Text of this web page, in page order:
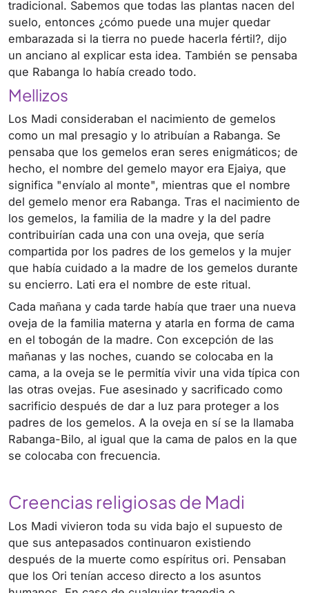
tradicional. Sabemos que todas las plantas nacen del
suelo, entonces ¿cómo puede una mujer quedar
embarazada si la tierra no puede hacerla fértil?, dijo
un anciano al explicar esta idea. También se pensaba
que Rabanga lo había creado todo.
Mellizos
Los Madi consideraban el nacimiento de gemelos
como un mal presagio y lo atribuían a Rabanga. Se
pensaba que los gemelos eran seres enigmáticos; de
hecho, el nombre del gemelo mayor era Ejaiya, que
significa "envíalo al monte", mientras que el nombre
del gemelo menor era Rabanga. Tras el nacimiento de
los gemelos, la familia de la madre y la del padre
contribuirían cada una con una oveja, que sería
compartida por los padres de los gemelos y la mujer
que había cuidado a la madre de los gemelos durante
su encierro. Lati era el nombre de este ritual.
Cada mañana y cada tarde había que traer una nueva
oveja de la familia materna y atarla en forma de cama
en el tobogán de la madre. Con excepción de las
mañanas y las noches, cuando se colocaba en la
cama, a la oveja se le permitía vivir una vida típica con
las otras ovejas. Fue asesinado y sacrificado como
sacrificio después de dar a luz para proteger a los
padres de los gemelos. A la oveja en sí se la llamaba
Rabanga-Bilo, al igual que la cama de palos en la que
se colocaba con frecuencia.
Creencias religiosas de Madi
Los Madi vivieron toda su vida bajo el supuesto de
que sus antepasados ​​continuaron existiendo
después de la muerte como espíritus ori. Pensaban
que los Ori tenían acceso directo a los asuntos